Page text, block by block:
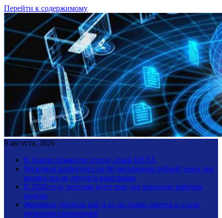
Перейти к содержимому
9 августа, 2026
В Анапе объявили угрозу атаки БПЛА
Мужчина разбогател на 80 миллионов рублей через два
месяца после другого выигрыша
В 2026 году россиян ждут еще две короткие рабочие
недели
Женщина увидела рай и ад на грани смерти и стала
мультимиллионершей